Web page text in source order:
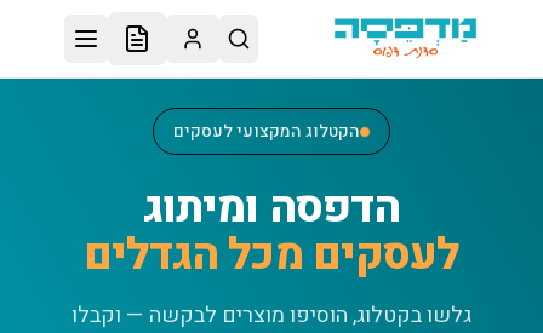
דלג לתוכן הראשי
הקטלוג המקצועי לעסקים
הדפסה ומיתוג
לעסקים מכל הגדלים
גלשו בקטלוג, הוסיפו מוצרים לבקשה — וקבלו